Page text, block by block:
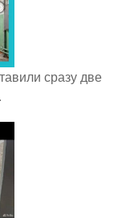
сразу две